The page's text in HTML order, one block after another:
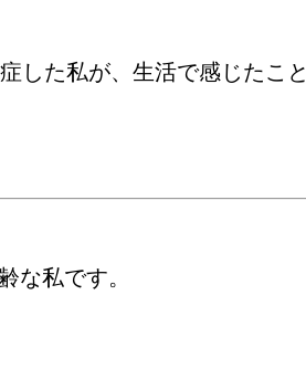
した私が、生活で感じたこと
な私です。